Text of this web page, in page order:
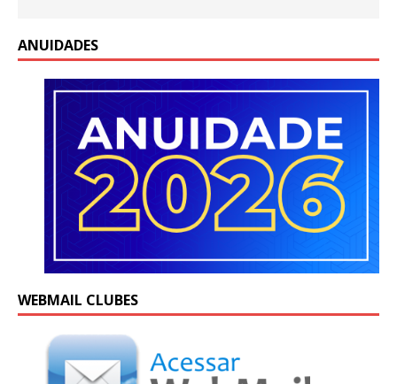
ANUIDADES
WEBMAIL CLUBES